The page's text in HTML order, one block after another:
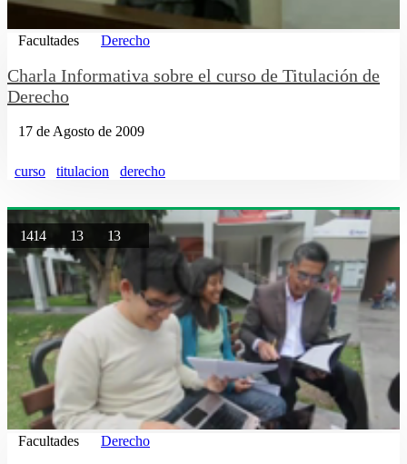
Facultades Derecho
Charla Informativa sobre el curso de Titulación de
Derecho
17 de Agosto de 2009
curso titulacion derecho
1414 13 13
Facultades Derecho